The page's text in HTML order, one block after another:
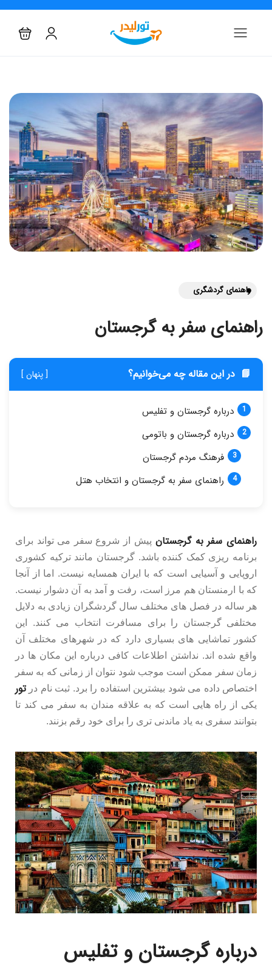
راهنمای گردشگری
راهنمای سفر به گرجستان
📘 در این مقاله چه می‌خوانیم؟ [ پنهان ]
درباره گرجستان و تفلیس
درباره گرجستان و باتومی
فرهنگ مردم گرجستان
راهنمای سفر به گرجستان و انتخاب هتل
راهنمای سفر به گرجستانپیش از شروع سفر می تواند برای
برنامه ریزی کمک کننده باشد. گرجستان مانند ترکیه کشوری
اروپایی و آسیایی است که با ایران همسایه نیست. اما از آنجا
که با ارمنستان هم مرز است، رفت و آمد به آن دشوار نیست.
هر ساله در فصل های مختلف سال گردشگران زیادی به دلایل
مختلفی گرجستان را برای مسافرت انتخاب می کنند. این
کشور تماشایی های بسیاری دارد که در شهرهای مختلف آن
واقع شده اند. نداشتن اطلاعات کافی درباره این مکان ها در
زمان سفر ممکن است موجب شود نتوان از زمانی که به سفر
اختصاص داده می شود بیشترین استفاده را برد. ثبت نام درتور
یکی از راه هایی است که به علاقه مندان به سفر می کند تا
بتوانند سفری به یاد ماندنی تری را برای خود رقم بزنند.
درباره گرجستان و تفلیس